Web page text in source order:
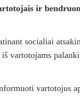
ir
socialiai
vartotojams
vartotojus